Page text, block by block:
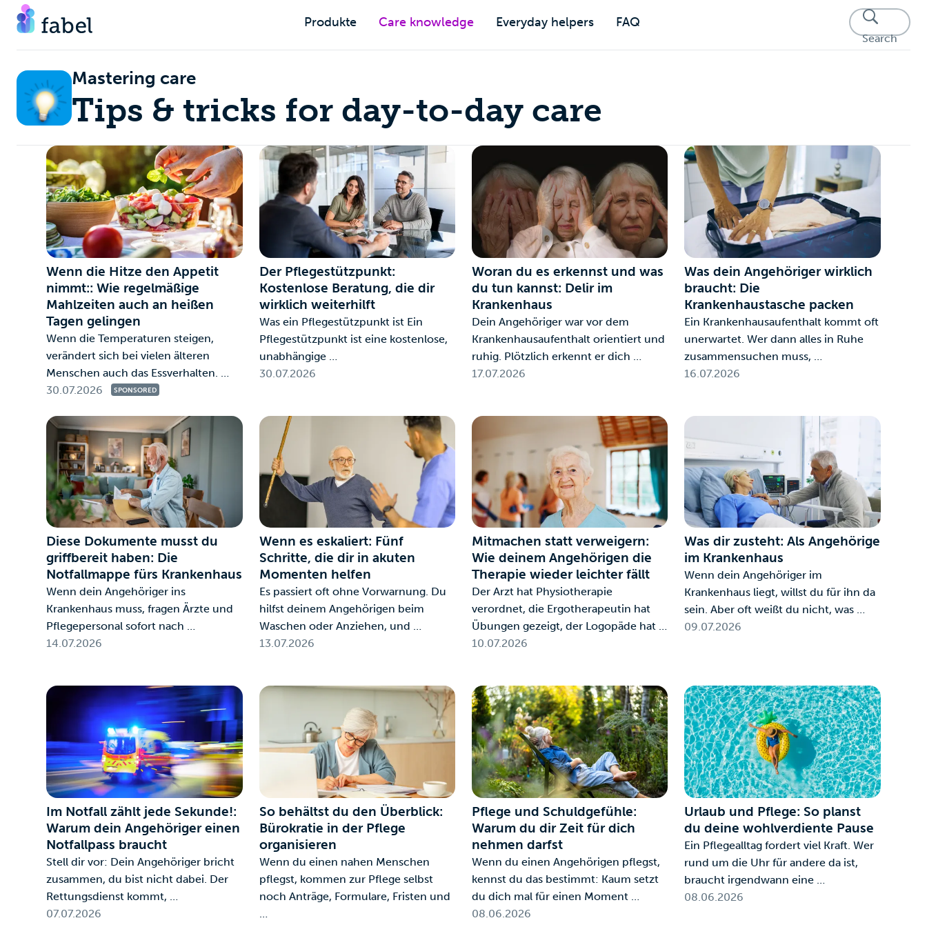
Produkte Care knowledge Everyday helpers FAQ
Search
Mastering care
Tips & tricks for day-to-day care
Wenn die Hitze den Appetit
nimmt:: Wie regelmäßige
Mahlzeiten auch an heißen
Tagen gelingen
Wenn die Temperaturen steigen,
verändert sich bei vielen älteren
Menschen auch das Essverhalten. …
30.07.2026 SPONSORED
Der Pflegestützpunkt:
Kostenlose Beratung, die dir
wirklich weiterhilft
Was ein Pflegestützpunkt ist Ein
Pflegestützpunkt ist eine kostenlose,
unabhängige …
30.07.2026
Woran du es erkennst und was
du tun kannst: Delir im
Krankenhaus
Dein Angehöriger war vor dem
Krankenhausaufenthalt orientiert und
ruhig. Plötzlich erkennt er dich …
17.07.2026
Was dein Angehöriger wirklich
braucht: Die
Krankenhaustasche packen
Ein Krankenhausaufenthalt kommt oft
unerwartet. Wer dann alles in Ruhe
zusammensuchen muss, …
16.07.2026
Diese Dokumente musst du
griffbereit haben: Die
Notfallmappe fürs Krankenhaus
Wenn dein Angehöriger ins
Krankenhaus muss, fragen Ärzte und
Pflegepersonal sofort nach …
14.07.2026
Wenn es eskaliert: Fünf
Schritte, die dir in akuten
Momenten helfen
Es passiert oft ohne Vorwarnung. Du
hilfst deinem Angehörigen beim
Waschen oder Anziehen, und …
13.07.2026
Mitmachen statt verweigern:
Wie deinem Angehörigen die
Therapie wieder leichter fällt
Der Arzt hat Physiotherapie
verordnet, die Ergotherapeutin hat
Übungen gezeigt, der Logopäde hat …
10.07.2026
Was dir zusteht: Als Angehörige
im Krankenhaus
Wenn dein Angehöriger im
Krankenhaus liegt, willst du für ihn da
sein. Aber oft weißt du nicht, was …
09.07.2026
Im Notfall zählt jede Sekunde!:
Warum dein Angehöriger einen
Notfallpass braucht
Stell dir vor: Dein Angehöriger bricht
zusammen, du bist nicht dabei. Der
Rettungsdienst kommt, …
07.07.2026
So behältst du den Überblick:
Bürokratie in der Pflege
organisieren
Wenn du einen nahen Menschen
pflegst, kommen zur Pflege selbst
noch Anträge, Formulare, Fristen und
…
Pflege und Schuldgefühle:
Warum du dir Zeit für dich
nehmen darfst
Wenn du einen Angehörigen pflegst,
kennst du das bestimmt: Kaum setzt
du dich mal für einen Moment …
08.06.2026
Urlaub und Pflege: So planst
du deine wohlverdiente Pause
Ein Pflegealltag fordert viel Kraft. Wer
rund um die Uhr für andere da ist,
braucht irgendwann eine …
08.06.2026